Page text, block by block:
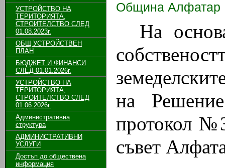
УСТРОЙСТВО НА
ТЕРИТОРИЯТА,
СТРОИТЕЛСТВО СЛЕД
01.08.2023г.
ОБЩ УСТРОЙСТВЕН
ПЛАН
БЮДЖЕТ И ФИНАНСИ
СЛЕД 01.01.2026г.
УСТРОЙСТВО НА
ТЕРИТОРИЯТА,
СТРОИТЕЛСТВО СЛЕД
01.06.2026г.
Административна
структура
АДМИНИСТРАТИВНИ
УСЛУГИ
Достъп до обществена
информация
Община Алфатар
На
на
протокол
съвет